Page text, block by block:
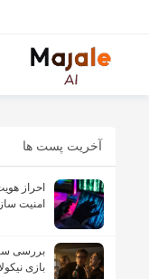
آخریت پست ها
احراز
امنیت
بازی